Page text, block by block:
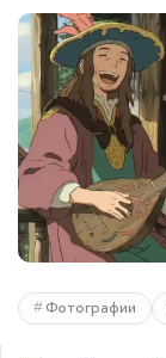
Фотографии